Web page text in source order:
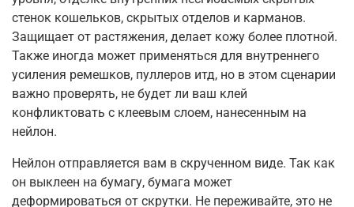
стенок кошельков, скрытых отделов и карманов.
Защищает от растяжения, делает кожу более плотной.
Также иногда может применяться для внутреннего
усиления ремешков, пуллеров итд, но в этом сценарии
важно проверять, не будет ли ваш клей
конфликтовать с клеевым слоем, нанесенным на
нейлон.
Нейлон отправляется вам в скрученном виде. Так как
он выклеен на бумагу, бумага может
деформироваться от скрутки. Не переживайте, это не